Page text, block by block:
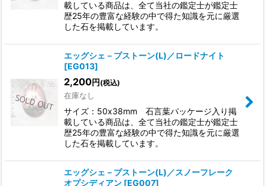
載している商品は、全て当社の鑑定士が鑑定士
歴25年の豊富な経験の中で得た知識を元に厳選
した石を掲載しています。
エッグシェ－プストーン(L)／ロードナイト
[EG013]
2,200円 (税込)
在庫なし
サイズ：50x38mm 石言葉パッケージ入り掲
載している商品は、全て当社の鑑定士が鑑定士
歴25年の豊富な経験の中で得た知識を元に厳選
した石を掲載しています。
エッグシェ－プストーン(L)／スノーフレーク
オプシディアン [EG007]